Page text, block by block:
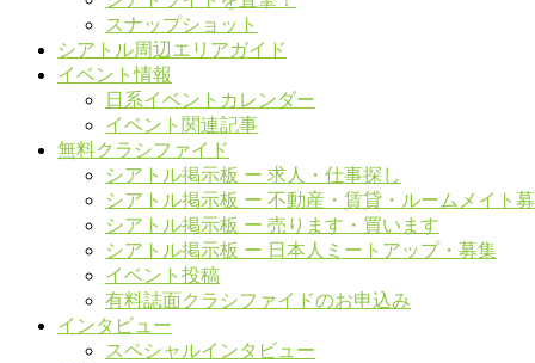
スナップショット
シアトル周辺エリアガイド
イベント情報
日系イベントカレンダー
イベント関連記事
無料クラシファイド
シアトル掲示板 ー 求人・仕事探し
シアトル掲示板 ー 不動産・賃貸・ルームメイト
シアトル掲示板 ー 売ります・買います
シアトル掲示板 ー 日本人ミートアップ・募集
イベント投稿
有料誌面クラシファイドのお申込み
インタビュー
スペシャルインタビュー